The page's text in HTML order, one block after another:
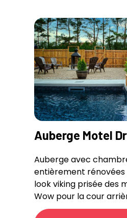
Auberge Motel
Auberge avec
entièrement
look viking prisée des
Wow pour la cour